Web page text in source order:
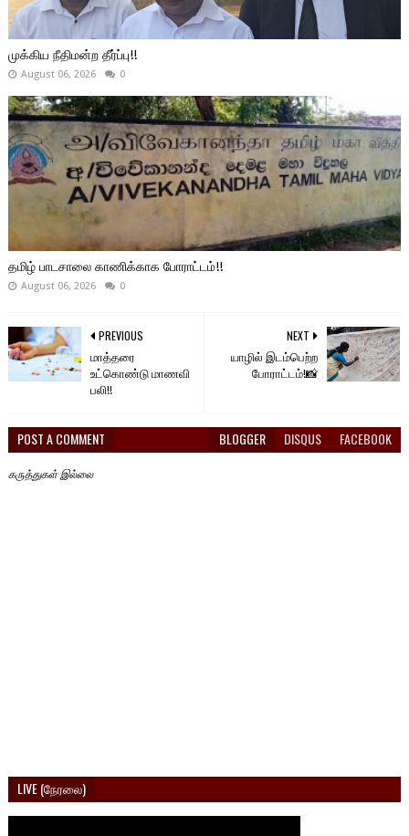
முக்கிய நீதிமன்ற தீர்ப்பு!!
August 06, 2026 0
தமிழ் பாடசாலை காணிக்காக போராட்டம்!!
August 06, 2026 0
NEXT
யாழில் இடம்பெற்ற
போராட்டம்!📸
PREVIOUS
மாத்தரை
உட்கொண்டு மாணவி
பலி!!
POST A COMMENT BLOGGER DISQUS FACEBOOK
கருத்துகள் இல்லை
LIVE (நேரலை)